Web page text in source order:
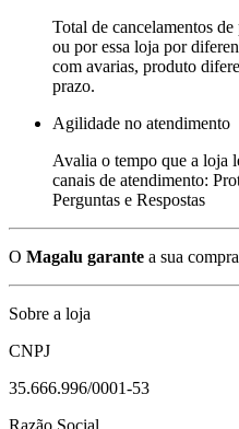
Total de cancelamentos
ou por essa loja por
com avarias, produto
prazo.
Agilidade no atendimento
Avalia o tempo que a loja
canais de atendimento:
Perguntas e Respostas
O Magalu garante a sua
Sobre a loja
CNPJ
35.666.996/0001-53
Razão Social